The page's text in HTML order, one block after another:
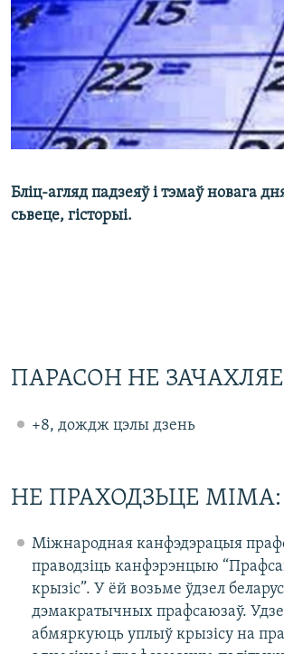
КУЛЬТУРА
МОВА
НА ХВАЛЯХ СВАБОДЫ
Бліц-агляд падзеяў і тэмаў новага
сьвеце, гісторыі.
ПАРАСОН НЕ
+8, дождж цэлы дзень
НЕ ПРАХОДЗЬЦЕ МІМА:
Міжнародная канфэдэрацыя
праводзіць канфэрэнцыю
крызіс”. У ёй возьме ўдзел
дэмакратычных прафсаюзаў.
абмяркуюць уплыў крызісу на